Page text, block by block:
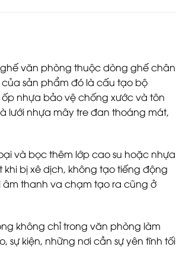
văn phòng thuộc dòng ghế chân
sản phẩm đó là cấu tạo bộ
nhựa bảo vệ chống xước và tôn
lưới nhựa mây tre đan thoáng mát,
và bọc thêm lớp cao su hoặc nhựa
bị xê dịch, không tạo tiếng động
thanh va chạm tạo ra cũng ở
không chỉ trong văn phòng làm
sự kiện, những nơi cần sự yên tĩnh tối